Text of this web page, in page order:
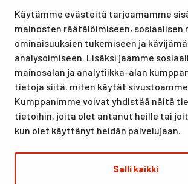
Käytämme evästeitä tarjoamamme
mainosten räätälöimiseen, sosiaalisen
ominaisuuksien tukemiseen ja
analysoimiseen. Lisäksi jaamme
mainosalan ja analytiikka-alan
tietoja siitä, miten käytät
Kumppanimme voivat yhdistää näitä
tietoihin, joita olet antanut heille tai
kun olet käyttänyt heidän palvelujaan.
Salli kaikki
koulutus- ja vapaa-ajan keskus, joka
lomille, harrastuksille kuin
urheilutapahtumillekin. Santasport on
olympiavalmennuskeskus lumi- ja
taitovalmennuksessa.